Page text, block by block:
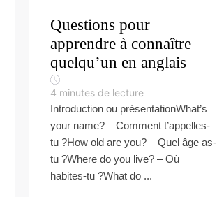
Questions pour
apprendre à connaître
quelqu’un en anglais
4 minutes de lecture
Introduction ou présentationWhat’s
your name? – Comment t’appelles-
tu ?How old are you? – Quel âge as-
tu ?Where do you live? – Où
habites-tu ?What do ...